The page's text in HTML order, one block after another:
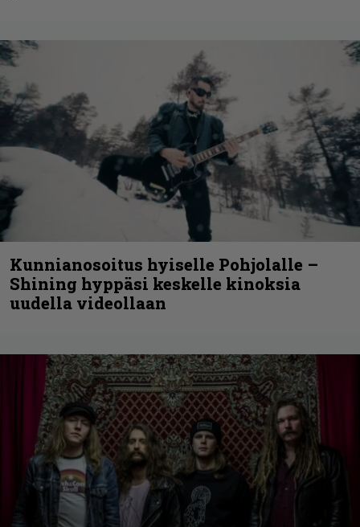
Kunnianosoitus hyiselle Pohjolalle –
Shining hyppäsi keskelle kinoksia
uudella videollaan